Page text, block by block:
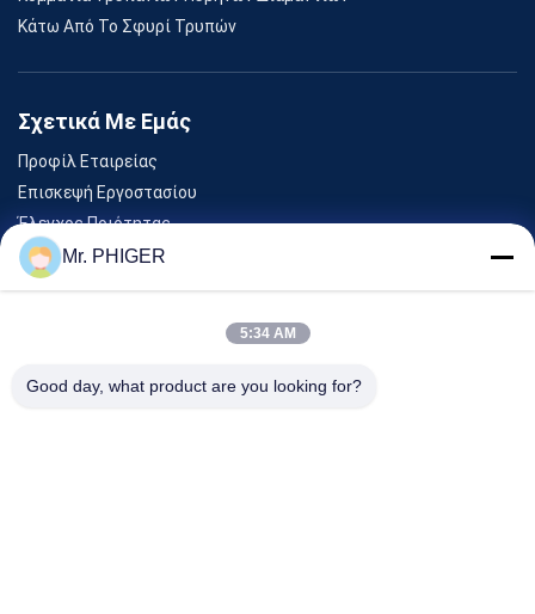
Κάτω Από Το Σφυρί Τρυπών
Σχετικά Με Εμάς
Προφίλ Εταιρείας
Επισκεψή Εργοστασίου
Έλεγχος Ποιότητας
Sitemap
Εκδηλώσεις
Mr. PHIGER
5:34 AM
Good day, what product are you looking for?